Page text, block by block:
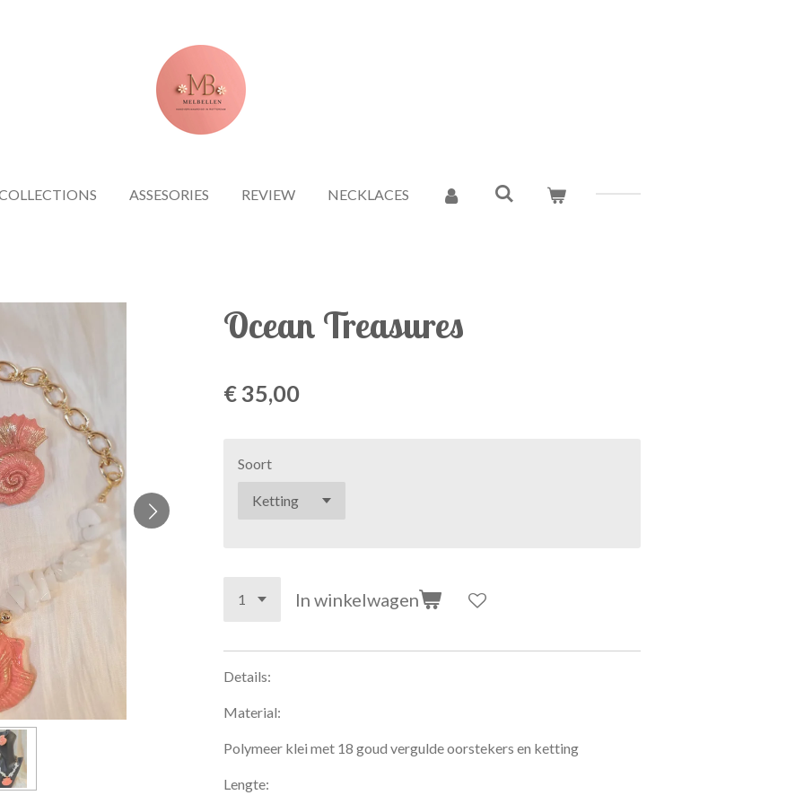
ASSESORIES REVIEW NECKLACES
Ocean Treasures
€ 35,00
Soort
In winkelwagen
Details:
Material:
Polymeer klei met 18 goud vergulde oorstekers en ketting
Lengte: